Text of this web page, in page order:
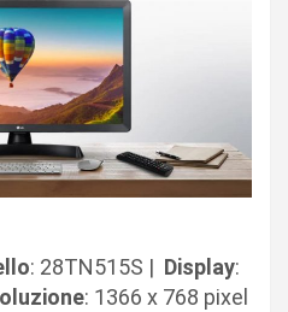
: 28TN515S | Display:
: 1366 x 768 pixel